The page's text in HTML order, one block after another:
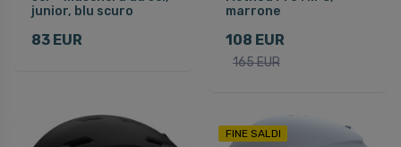
junior, blu scuro
83 EUR
marrone
108 EUR
165 EUR
FINE SALDI